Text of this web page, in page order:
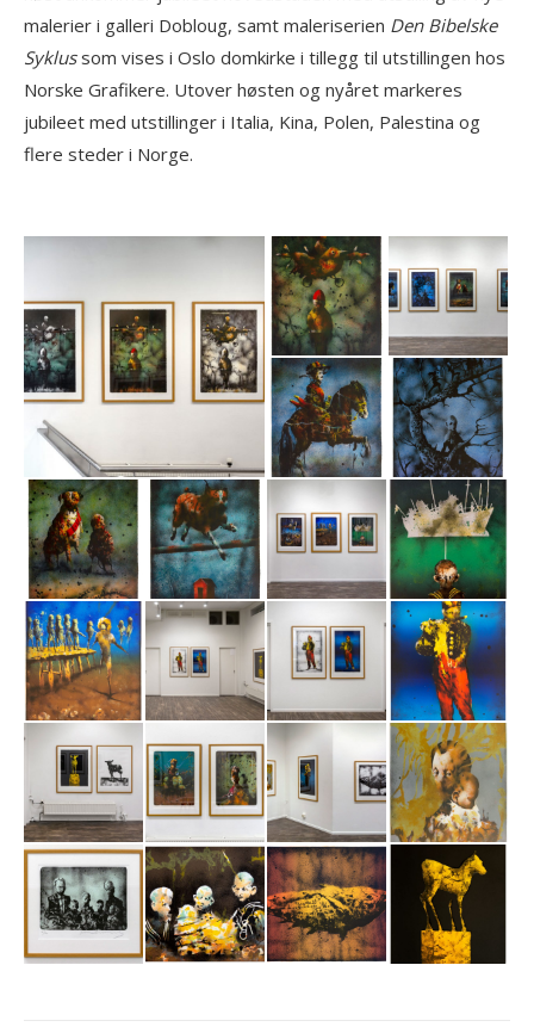
malerier i galleri Dobloug, samt maleriserien Den Bibelske
Syklussom vises i Oslo domkirke i tillegg til utstillingen hos
Norske Grafikere. Utover høsten og nyåret markeres
jubileet med utstillinger i Italia, Kina, Polen, Palestina og
flere steder i Norge.